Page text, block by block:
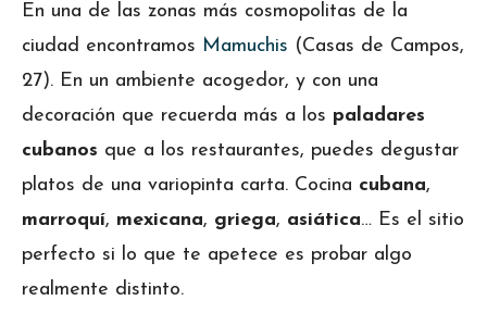
En una de las zonas más cosmopolitas de la
ciudad encontramos Mamuchis (Casas de Campos,
27). En un ambiente acogedor, y con una
decoración que recuerda más a los paladares
cubanos que a los restaurantes, puedes degustar
platos de una variopinta carta. Cocina cubana,
marroquí, mexicana, griega, asiática… Es el sitio
perfecto si lo que te apetece es probar algo
realmente distinto.